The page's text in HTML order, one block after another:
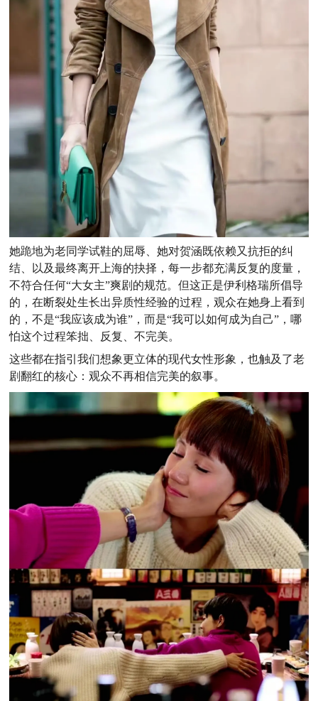
她跪地为老同学试鞋的屈辱、她对贺涵既依赖又抗拒的纠
结、以及最终离开上海的抉择，每一步都充满反复的度量，
不符合任何“大女主”爽剧的规范。但这正是伊利格瑞所倡导
的，在断裂处生长出异质性经验的过程，观众在她身上看到
的，不是“我应该成为谁”，而是“我可以如何成为自己”，哪
怕这个过程笨拙、反复、不完美。
这些都在指引我们想象更立体的现代女性形象，也触及了老
剧翻红的核心：观众不再相信完美的叙事。